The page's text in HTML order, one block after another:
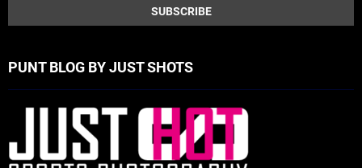
PUNT BLOG BY JUST SHOTS